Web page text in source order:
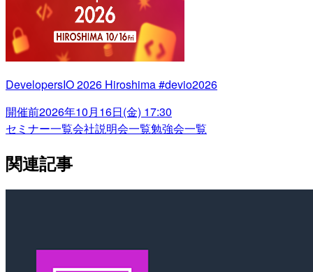
DevelopersIO 2026 Hiroshima #devio2026
開催前2026年10月16日(金) 17:30
セミナー一覧会社説明会一覧勉強会一覧
関連記事